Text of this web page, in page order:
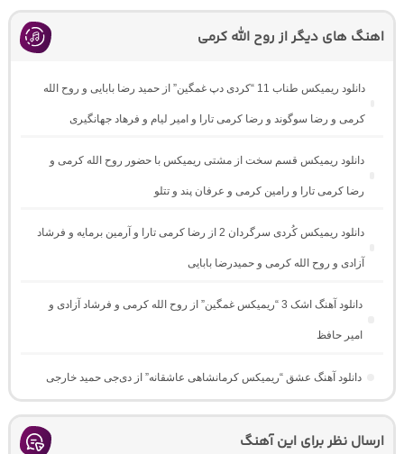
اهنگ های دیگر از روح الله کرمی
دانلود ریمیکس طناب 11 “کردی دپ غمگین” از حمید رضا بابایی و روح الله
کرمی و رضا سوگوند و رضا کرمی تارا و امیر لیام و فرهاد جهانگیری
دانلود ریمیکس قسم سخت از مشتی ریمیکس با حضور روح الله کرمی و
رضا کرمی تارا و رامین کرمی و عرفان پند و تتلو
دانلود ریمیکس کُردی سرگردان 2 از رضا کرمی تارا و آرمین برمایه و فرشاد
آزادی و روح الله کرمی و حمیدرضا بابایی
دانلود آهنگ اشک 3 “ریمیکس غمگین” از روح الله کرمی و فرشاد آزادی و
امیر حافظ
دانلود آهنگ عشق “ریمیکس کرمانشاهی عاشقانه” از دی‌جی حمید خارجی
ارسال نظر برای این آهنگ